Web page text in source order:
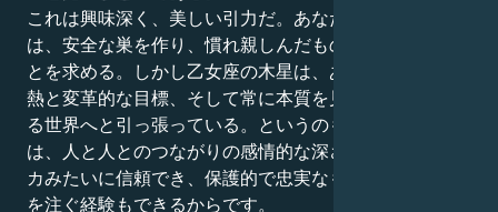
これは興味深く、美しい引力だ。あなたの蟹座の太陽
は、安全な巣を作り、慣れ親しんだものに慰められるこ
とを求める。しかし乙女座の木星は、あなたを広大な情
熱と変革的な目標、そして常に本質を見極める必要のあ
る世界へと引っ張っている。というのも、同時にあなた
は、人と人とのつながりの感情的な深さだけでなく、バ
カみたいに信頼でき、保護的で忠実なものにエネルギー
を注ぐ経験もできるからです。